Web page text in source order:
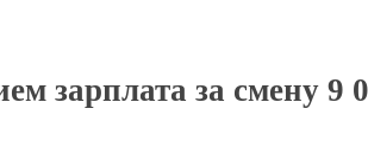
зарплата за смену 9